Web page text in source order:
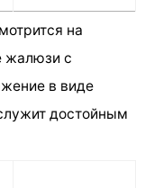
на
жалюзи с
в виде
достойным